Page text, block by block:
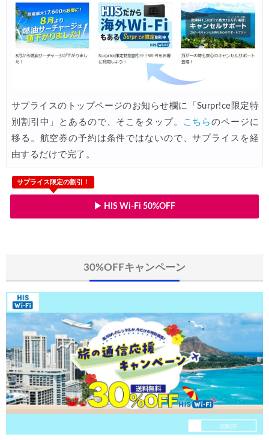
07/01 JTB) エールフランス便(航空券+ホテル) 最大120,000円OFFク
07/01 JTB) ルフトハンザドイツ航空便(航空券+ホテル) 最大120,000円OFFク
JTB) KLMオランダ航空便(航空券+ホテル) 最大120,000円OFFク
JTB) オーストリア航空便(航空券+ホテル) 最大120,000円OFFク
07/01 JTB) ユナイテッド航空便(航空券+ホテル) 最大40,000円OFFクー
07/01 JTB) アメリカン航空便(航空券+ホテル) 最大40,000円OFFクー
07/01 JTB) アラスカ航空便(航空券+ホテル) 最大40,000円OFFク
07/01 JTB) エアカナダ便(航空券+ホテル) 最大40,000円OFFクー
JTB) ニュージーランド航空便(航空券+ホテル) 最大40,000円OFFク
JTB) チャイナエアライン便(航空券) 最大20,000円OFFクー
07/01
07/01 Trip.com) 海外ホテル2%OFFクーポン TRIP1
07/01 Trip.com) 海外航空券1%OFFクーポン TRIP2
07/01 エアトリ) 海外航空券(60日前) 1,000円OFFクーポン
06/30 HIS) スーパーサマーセールFINAL
楽天トラベル) 海外ツアー(サマーSALE) 最大50,000円OFFクー
サプライスのトップページのお知らせ欄に「Surpr!ce限定特
別割引中」とあるので、そこをタップ。
こちらのページに
移る。航空券の予約は条件ではないので、サプライスを経
由するだけで完了。
サプライス限定の割引！
▶ HIS Wi-Fi 50%OFF
30%OFFキャンペーン